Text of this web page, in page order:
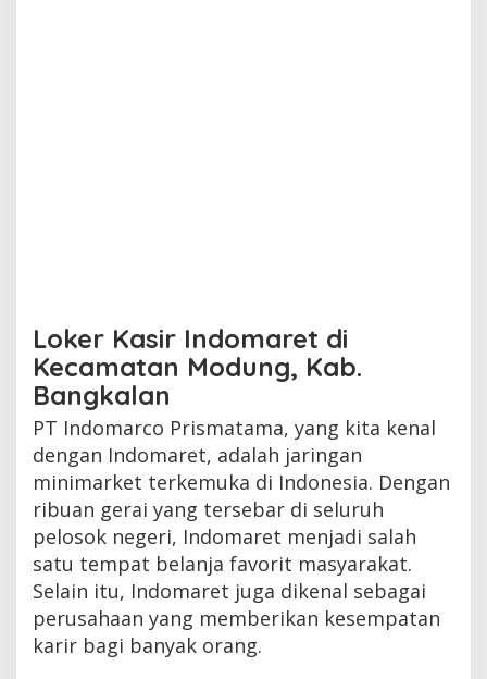
Loker Kasir Indomaret di
Kecamatan Modung, Kab.
Bangkalan
PT Indomarco Prismatama, yang kita kenal
dengan Indomaret, adalah jaringan
minimarket terkemuka di Indonesia. Dengan
ribuan gerai yang tersebar di seluruh
pelosok negeri, Indomaret menjadi salah
satu tempat belanja favorit masyarakat.
Selain itu, Indomaret juga dikenal sebagai
perusahaan yang memberikan kesempatan
karir bagi banyak orang.